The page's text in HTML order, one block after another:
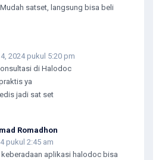
satset, langsung bisa beli
2024 pukul 5:20 pm
di Halodoc
ya
jadi sat set
Romadhon
pukul 2:45 am
keberadaan aplikasi halodoc bisa